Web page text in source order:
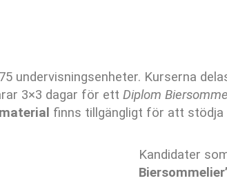
undervisningsenheter. Kurserna
3×3 dagar för ett Diplom
finns tillgängligt för att stödja
Kandidater